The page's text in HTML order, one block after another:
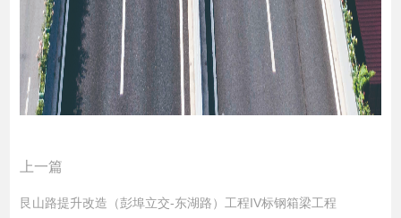
上一篇
艮山路提升改造（彭埠立交-东湖路）工程IV标钢箱梁工程